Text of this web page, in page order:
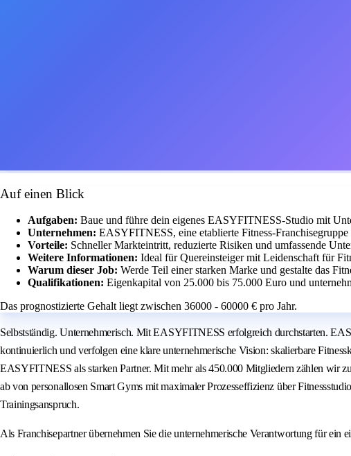
Auf einen Blick
Aufgaben: Baue und führe dein eigenes EASYFITNESS-Studio mit
Unternehmen: EASYFITNESS, eine etablierte Fitness-
Vorteile: Schneller Markteintritt, reduzierte Risiken und umfassende
Weitere Informationen: Ideal für Quereinsteiger mit Leidenschaft für
Warum dieser Job: Werde Teil einer starken Marke und gestalte das
Qualifikationen: Eigenkapital von 25.000 bis 75.000 Euro und
Das prognostizierte Gehalt liegt zwischen 36000 - 60000 € pro Jahr.
Selbstständig. Unternehmerisch. Mit EASYFITNESS erfolgreich durchstarten.
kontinuierlich und verfolgen eine klare unternehmerische Vision: skalierbare
EASYFITNESS als starken Partner. Mit mehr als 450.000 Mitgliedern zählen wir
ab von personallosen Smart Gyms mit maximaler Prozesseffizienz über
Trainingsanspruch.
Als Franchisepartner übernehmen Sie die unternehmerische Verantwortung für